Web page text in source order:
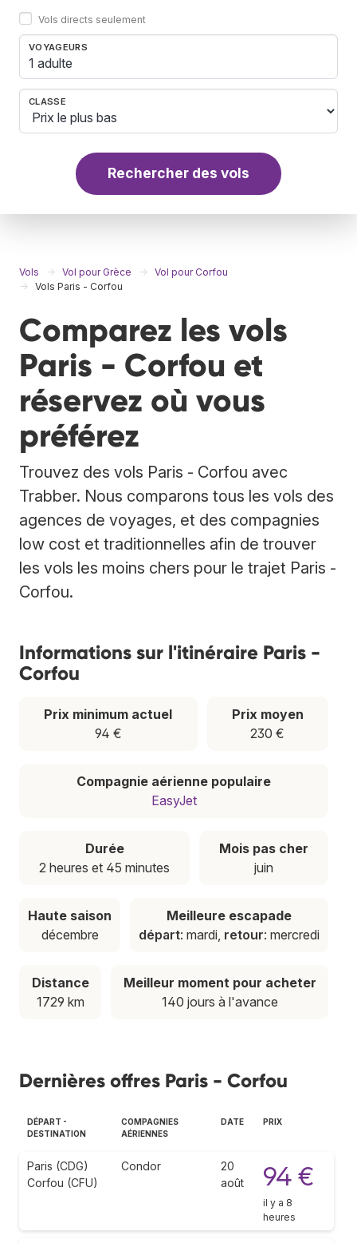
Vols directs seulement
VOYAGEURS
1 adulte
CLASSE
Rechercher des vols
Vols Vol pour Grèce
Vol pour Corfou
Vols Paris - Corfou
Comparez les vols
Paris - Corfou et
réservez où vous
préférez
Trouvez des vols Paris - Corfou avec
Trabber. Nous comparons tous les vols des
agences de voyages, et des compagnies
low cost et traditionnelles afin de trouver
les vols les moins chers pour le trajet Paris -
Corfou.
Informations sur l'itinéraire Paris -
Corfou
Prix minimum actuel
94 €
Prix moyen
230 €
Compagnie aérienne populaire
EasyJet
Durée
2 heures et 45 minutes
Mois pas cher
juin
Haute saison
décembre
Meilleure escapade
départ: mardi, retour: mercredi
Distance
1729 km
Meilleur moment pour acheter
140 jours à l'avance
Dernières offres Paris - Corfou
DÉPART -
DESTINATION
COMPAGNIES
AÉRIENNES
DATE PRIX
Paris (CDG)
Corfou (CFU)
Condor
20
août
94 €
il y a 8
heures